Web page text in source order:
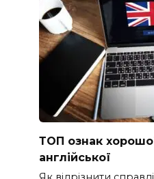
ТОП ознак
англійської